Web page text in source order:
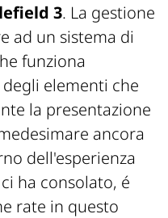
3. La gestione
ad un sistema di
funziona
elementi che
la presentazione
ancora
dell'esperienza
ha consolato, é
rate in questo